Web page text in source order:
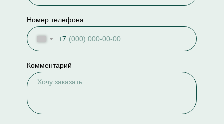
Номер телефона
+7
Комментарий